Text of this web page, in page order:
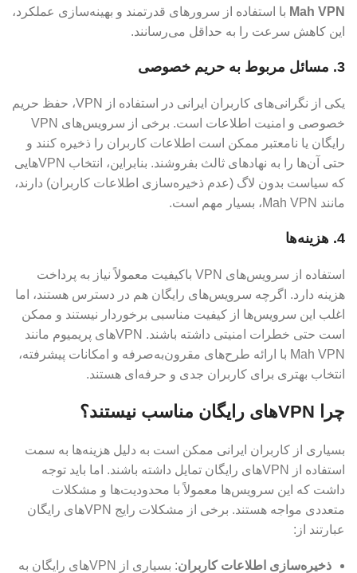
Mah VPN با استفاده از سرورهای قدرتمند و بهینه‌سازی عملکرد،
این کاهش سرعت را به حداقل می‌رسانند.
3. مسائل مربوط به حریم خصوصی
یکی از نگرانی‌های کاربران ایرانی در استفاده از VPN، حفظ حریم
خصوصی و امنیت اطلاعات است. برخی از سرویس‌های VPN
رایگان یا نامعتبر ممکن است اطلاعات کاربران را ذخیره کنند و
حتی آن‌ها را به نهادهای ثالث بفروشند. بنابراین، انتخاب VPN‌هایی
که سیاست بدون لاگ (عدم ذخیره‌سازی اطلاعات کاربران) دارند،
مانند Mah VPN، بسیار مهم است.
4. هزینه‌ها
استفاده از سرویس‌های VPN باکیفیت معمولاً نیاز به پرداخت
هزینه دارد. اگرچه سرویس‌های رایگان هم در دسترس هستند، اما
اغلب این سرویس‌ها از کیفیت مناسبی برخوردار نیستند و ممکن
است حتی خطرات امنیتی داشته باشند. VPN‌های پریمیوم مانند
Mah VPN با ارائه طرح‌های مقرون‌به‌صرفه و امکانات پیشرفته،
انتخاب بهتری برای کاربران جدی و حرفه‌ای هستند.
چرا VPN‌های رایگان مناسب نیستند؟
بسیاری از کاربران ایرانی ممکن است به دلیل هزینه‌ها به سمت
استفاده از VPN‌های رایگان تمایل داشته باشند. اما باید توجه
داشت که این سرویس‌ها معمولاً با محدودیت‌ها و مشکلات
متعددی مواجه هستند. برخی از مشکلات رایج VPN‌های رایگان
عبارتند از:
ذخیره‌سازی اطلاعات کاربران
: بسیاری از VPN‌های رایگان به